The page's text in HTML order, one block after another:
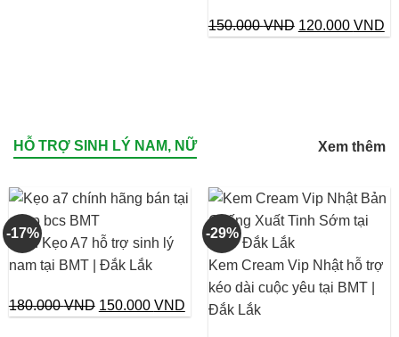
150.000VND Giá
120.000 VND
HỖ TRỢ SINH LÝ NAM, NỮ Xem thêm
-17%
Viên Kẹo A7 hỗ trợ sinh lý
nam tại BMT | Đắk Lắk
180.000VND Giá
150.000 VNDGiá
-29%
Kem Cream Vip Nhật hỗ trợ
kéo dài cuộc yêu tại BMT |
Đắk Lắk